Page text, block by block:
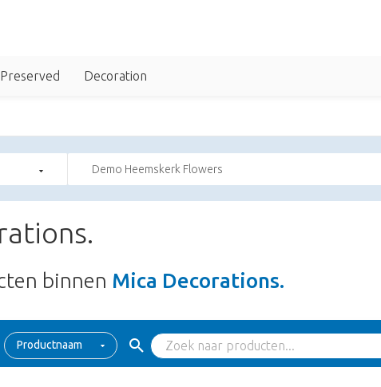
Decoration
Demo Heemskerk Flowers
binnen Mica Decorations.
Productnaam